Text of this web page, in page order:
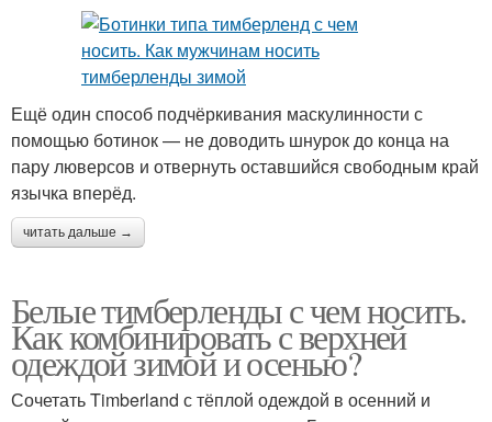
Ещё один способ подчёркивания маскулинности с
помощью ботинок — не доводить шнурок до конца на
пару люверсов и отвернуть оставшийся свободным край
язычка вперёд.
читать дальше →
Белые тимберленды с чем носить.
Как комбинировать с верхней
одеждой зимой и осенью?
Сочетать Timberland с тёплой одеждой в осенний и